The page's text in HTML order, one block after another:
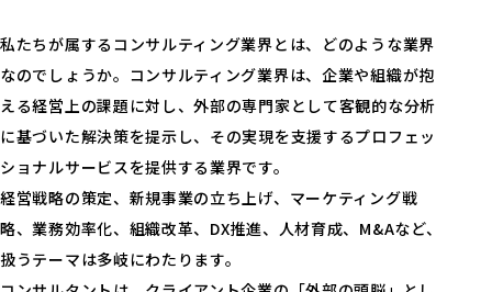
私たちが属するコンサルティング業界とは、どのような業界
なのでしょうか。コンサルティング業界は、企業や組織が抱
える経営上の課題に対し、外部の専門家として客観的な分析
に基づいた解決策を提示し、その実現を支援するプロフェッ
ショナルサービスを提供する業界です。
経営戦略の策定、新規事業の立ち上げ、マーケティング戦
略、業務効率化、組織改革、DX推進、人材育成、M&Aなど、
扱うテーマは多岐にわたります。